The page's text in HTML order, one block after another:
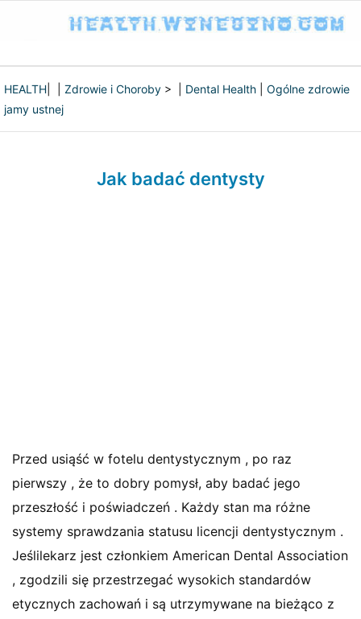
HEALTH Zdrowie i Choroby > | Dental Health
Ogólne zdrowie
jamy ustnej
Jak badać dentysty
Przed usiąść w fotelu dentystycznym , po raz
pierwszy , że to dobry pomysł, aby badać jego
przeszłość i poświadczeń . Każdy stan ma różne
systemy sprawdzania statusu licencji dentystycznym .
Jeślilekarz jest członkiem American Dental Association
, zgodzili się przestrzegać wysokich standardów
etycznych zachowań i są utrzymywane na bieżąco z